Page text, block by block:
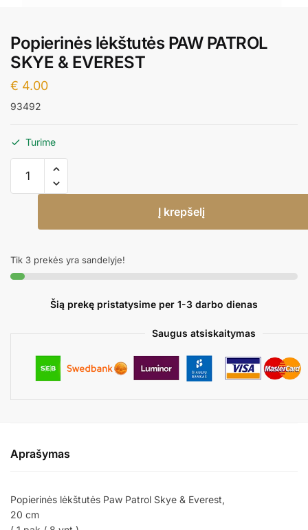
Popierinės lėkštutės PAW PATROL
SKYE & EVEREST
€ 4.00
93492
Turime
kiekis:
Popierinės
SKYE
&
EVEREST
Į krepšelį
Tik 3 prekės yra sandelyje!
Šią prekę pristatysime per 1-3 darbo dienas
Saugus atsiskaitymas
Aprašymas
Popierinės lėkštutės Paw Patrol Skye & Everest,
20 cm